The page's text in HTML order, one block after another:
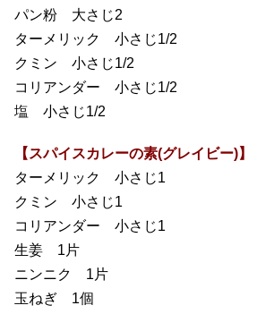
パン粉 大さじ2
ターメリック 小さじ1/2
クミン 小さじ1/2
コリアンダー 小さじ1/2
塩 小さじ1/2
【スパイスカレーの素(グレイビー)】
ターメリック 小さじ1
クミン 小さじ1
コリアンダー 小さじ1
生姜 1片
ニンニク 1片
玉ねぎ 1個